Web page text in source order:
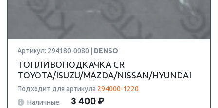
Артикул: 294180-0080 | DENSO
ТОПЛИВОПОДКАЧКА CR
TOYOTA/ISUZU/MAZDA/NISSAN/HYUNDAI
Подходит для артикула 294000-1220
Наличные:
3 400 ₽